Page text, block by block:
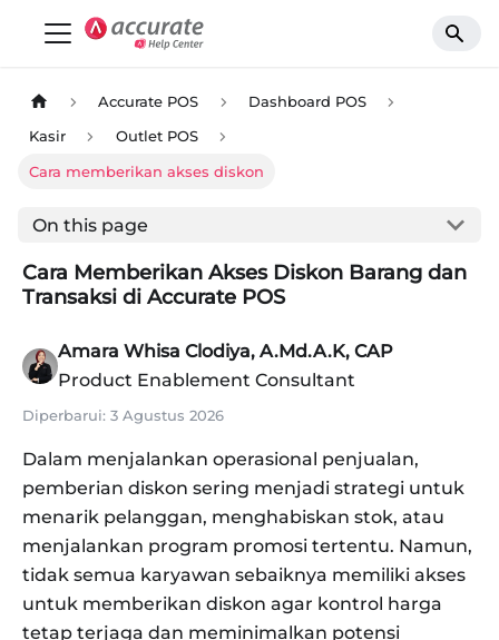
Accurate POS Dashboard POS
Kasir Outlet POS
Cara memberikan akses diskon
On this page
Cara Memberikan Akses Diskon Barang dan
Transaksi di Accurate POS
Amara Whisa Clodiya, A.Md.A.K, CAP
Product Enablement Consultant
Diperbarui: 3 Agustus 2026
Dalam menjalankan operasional penjualan,
pemberian diskon sering menjadi strategi untuk
menarik pelanggan, menghabiskan stok, atau
menjalankan program promosi tertentu. Namun,
tidak semua karyawan sebaiknya memiliki akses
untuk memberikan diskon agar kontrol harga
tetap terjaga dan meminimalkan potensi